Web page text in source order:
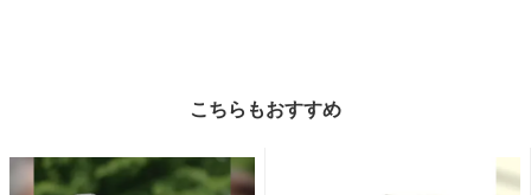
こちらもおすすめ